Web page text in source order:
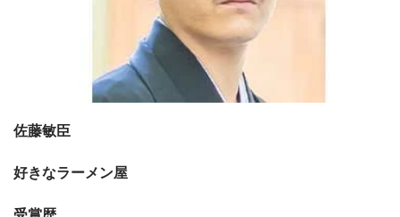
佐藤敏臣
好きなラーメン屋